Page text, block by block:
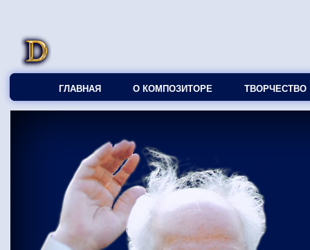
ГЛАВНАЯ О КОМПОЗИТОРЕ ТВОРЧЕСТВО